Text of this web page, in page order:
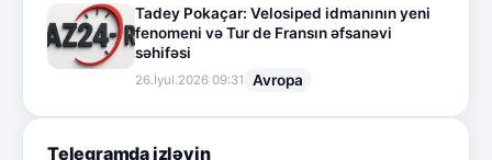
Tadey Pokaçar: Velosiped idmanının yeni
fenomeni və Tur de Fransın əfsanəvi
səhifəsi
26.İyul.2026 09:31 Avropa
Telegramda izləyin